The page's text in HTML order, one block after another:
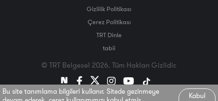
Bu site tanımlama bilgileri kullanır. Sitede gezinmeye
Kabul
Gizlilik Politikası
Çerez Politikası
TRT Dinle
tabii
© TRT Belgesel 2026. Tüm Hakları Gizlidir.